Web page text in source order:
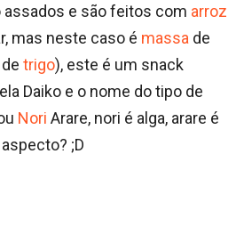
e são feitos com arroz
mas neste caso é massa de
trigo), este é um snack
Daiko e o nome do tipo de
Nori Arare, nori é alga, arare é
;D